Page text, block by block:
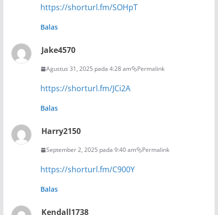
https://shorturl.fm/SOHpT
Balas
Jake4570
Agustus 31, 2025 pada 4:28 am Permalink
https://shorturl.fm/JCi2A
Balas
Harry2150
September 2, 2025 pada 9:40 am Permalink
https://shorturl.fm/C900Y
Balas
Kendall1738